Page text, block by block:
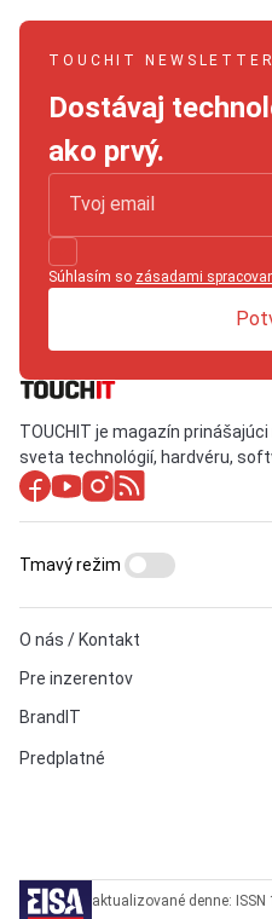
TOUCHIT NEWSLETTER
Dostávaj
ako prvý.
Súhlasím so zásadami
TOUCHIT je magazín
sveta technológií, hardvéru,
O nás / Kontakt
Pre inzerentov
BrandIT
Predplatné
Tmavý režim
aktualizované denne: